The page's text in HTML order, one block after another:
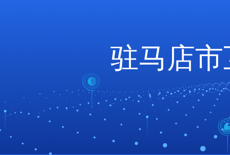
驻马店